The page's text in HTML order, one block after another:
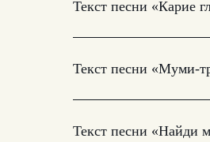
Текст песни «Карие
Текст песни «Муми-
Текст песни «Найди